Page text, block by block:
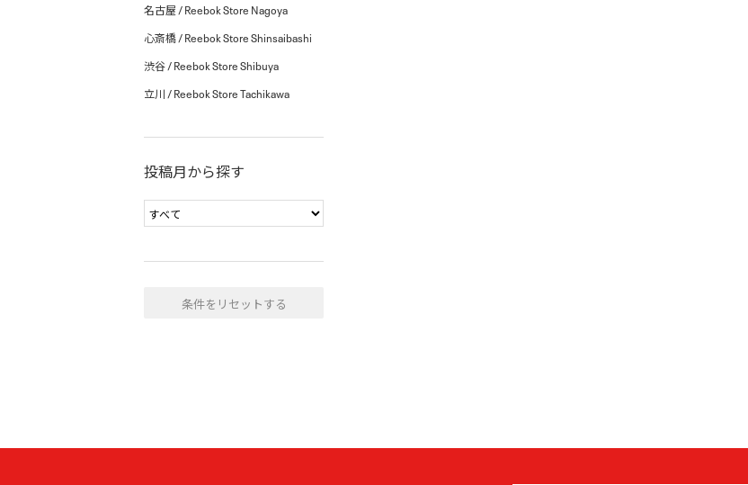
名古屋 / Reebok Store Nagoya
心斎橋 / Reebok Store Shinsaibashi
渋谷 / Reebok Store Shibuya
立川 / Reebok Store Tachikawa
投稿月から探す
条件をリセットする